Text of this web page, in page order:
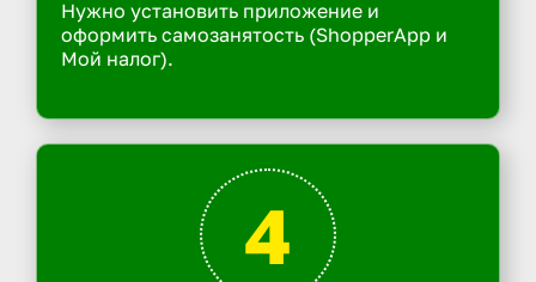
Нужно установить приложение и
оформить самозанятость (ShopperApp и
Мой налог).
4